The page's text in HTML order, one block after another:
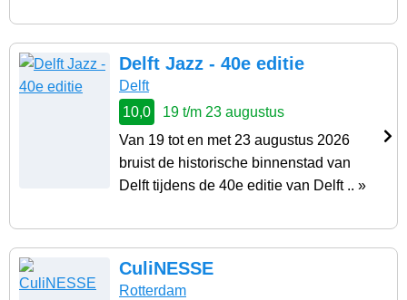
Delft Jazz - 40e editie
Delft
10,0
19 t/m 23 augustus
Van 19 tot en met 23 augustus 2026
bruist de historische binnenstad van
Delft tijdens de 40e editie van Delft .. »
CuliNESSE
Rotterdam